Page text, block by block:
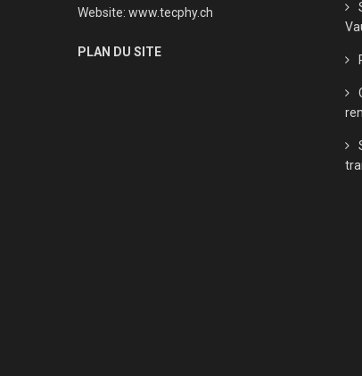
Website: www.tecphy.ch
PLAN DU SITE